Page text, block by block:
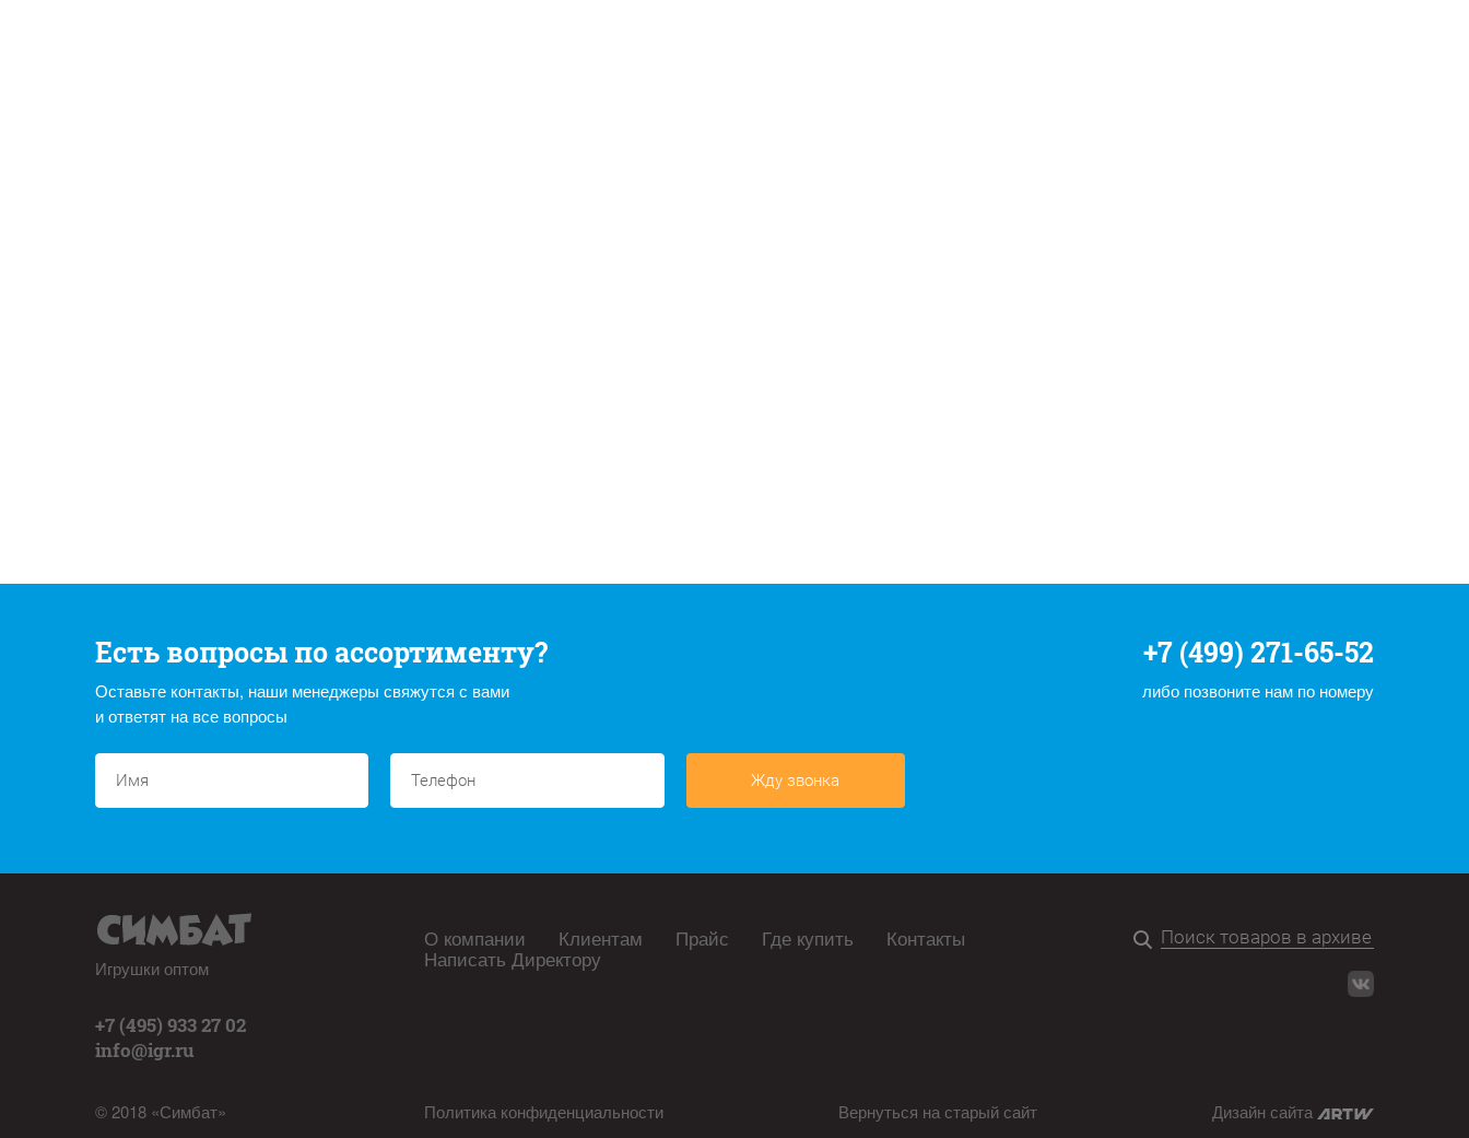
Есть вопросы по ассортименту?
Оставьте контакты, наши менеджеры свяжутся с вами
и ответят на все вопросы
+7 (499) 271-65-52
либо позвоните нам по номеру
Жду звонка
Игрушки оптом
+7 (495) 933 27 02
info@igr.ru
© 2018 «Симбат»
О компании Клиентам Прайс Где купить Контакты
Написать Директору
Политика конфиденциальности Вернуться на старый сайт Дизайн сайта